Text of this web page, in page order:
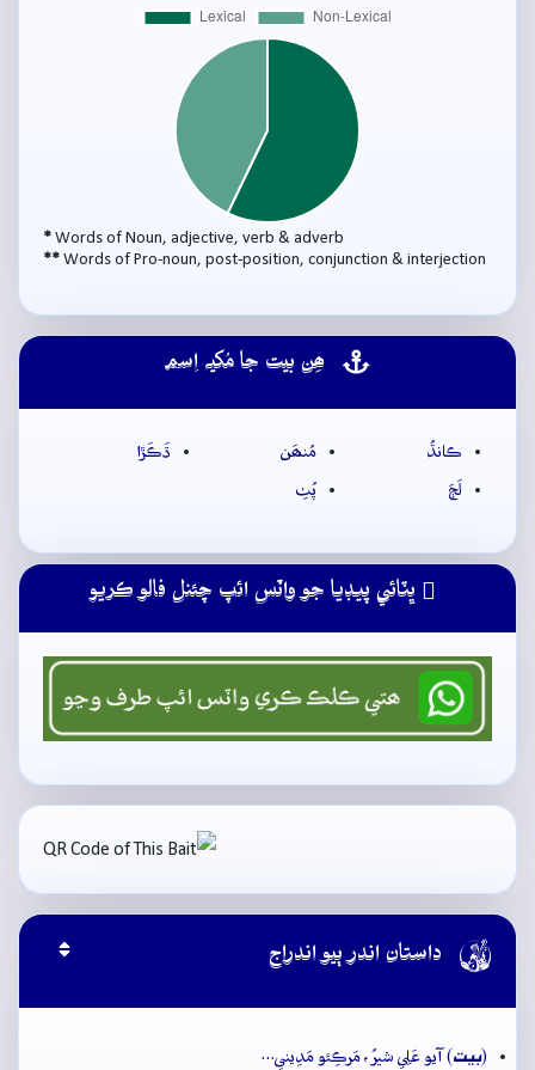
* Words of Noun, adjective, verb & adverb
** Words of Pro-noun, post-position, conjunction & interjection
ھِن بيت جا مُکيہ اِسم
ڪانڌُ مُنھَن
ڌَڪَڙا
لَڄَ
پُٺِ
ڀٽائي پيڊيا جو واٽس ائپ چئنل فالو ڪريو
 داستان اندر ٻيو اندراج
(بيت) آيو عَلِي شيرُ، مَرڪِئو مَدِيني…